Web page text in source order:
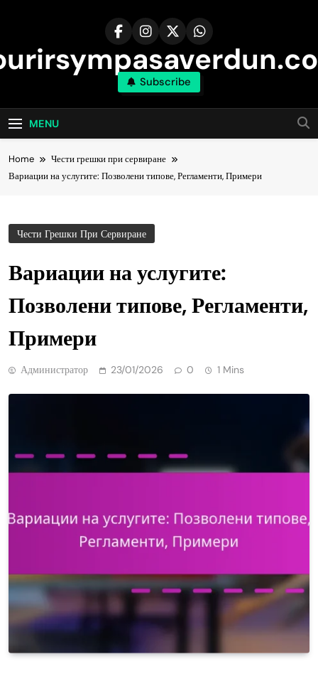
Subscribe
MENU
Home
Чести грешки при сервиране
Вариации на услугите: Позволени типове, Регламенти, Примери
Чести Грешки При Сервиране
Вариации на услугите:
Позволени типове, Регламенти,
Примери
Администратор 23/01/2026 0 1 Mins